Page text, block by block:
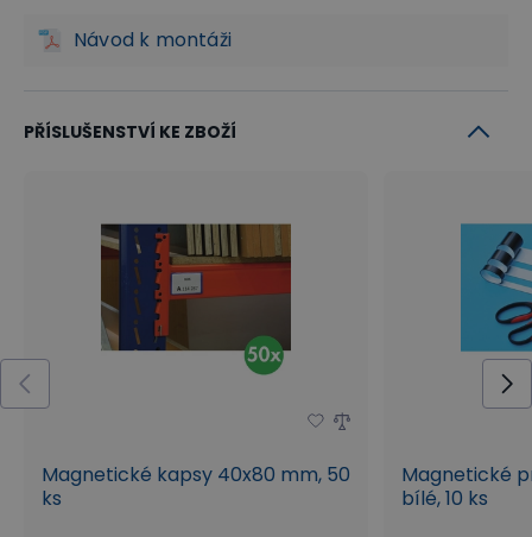
Návod k montáži
PŘÍSLUŠENSTVÍ KE ZBOŽÍ
Magnetické kapsy 40x80 mm, 50
ks
Magnetické
bílé, 10 ks